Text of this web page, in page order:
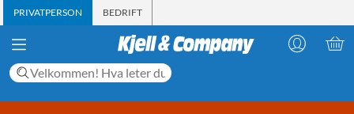
PRIVATPERSON BEDRIFT